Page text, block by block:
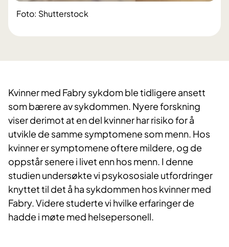
Foto: Shutterstock
​Kvinner med Fabry sykdom ble tidligere ansett
som bærere av sykdommen. Nyere forskning
viser derimot at en del kvinner har risiko for å
utvikle de samme symptomene som menn. Hos
kvinner er symptomene oftere mildere, og de
oppstår senere i livet enn hos menn. I denne
studien undersøkte vi psykososiale utfordringer
knyttet til det å ha sykdommen hos kvinner med
Fabry. Videre studerte vi hvilke erfaringer de
hadde i møte med helsepersonell.